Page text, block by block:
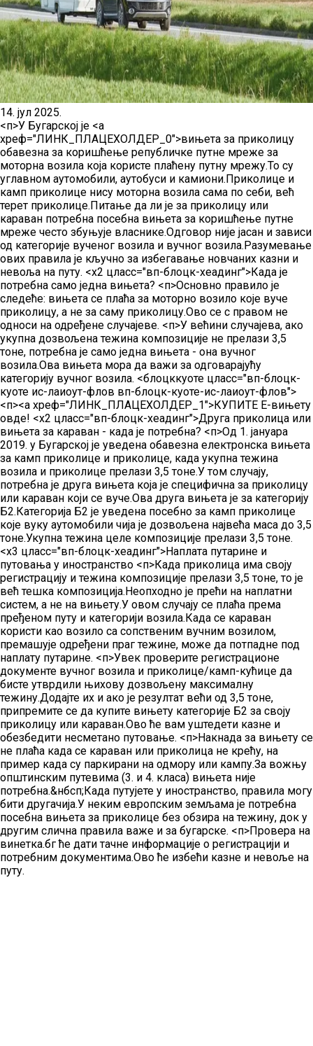
14. јул 2025.
<п>У Бугарској је <а
хреф="ЛИНК_ПЛАЦЕХОЛДЕР_0">вињета за приколицу
обавезна за коришћење републичке путне мреже за
моторна возила која користе плаћену путну мрежу.То су
углавном аутомобили, аутобуси и камиони.Приколице и
камп приколице нису моторна возила сама по себи, већ
терет приколице.Питање да ли је за приколицу или
караван потребна посебна вињета за коришћење путне
мреже често збуњује власнике.Одговор није јасан и зависи
од категорије вученог возила и вучног возила.Разумевање
ових правила је кључно за избегавање новчаних казни и
невоља на путу. <х2 цласс="вп-блоцк-хеадинг">Када је
потребна само једна вињета? <п>Основно правило је
следеће: вињета се плаћа за моторно возило које вуче
приколицу, а не за саму приколицу.Ово се с правом не
односи на одређене случајеве. <п>У већини случајева, ако
укупна дозвољена тежина композиције не прелази 3,5
тоне, потребна је само једна вињета - она вучног
возила.Ова вињета мора да важи за одговарајућу
категорију вучног возила. <блоцккуоте цласс="вп-блоцк-
куоте ис-лаиоут-флов вп-блоцк-куоте-ис-лаиоут-флов">
<п><а хреф="ЛИНК_ПЛАЦЕХОЛДЕР_1">КУПИТЕ Е-вињету
овде! <х2 цласс="вп-блоцк-хеадинг">Друга приколица или
вињета за караван - када је потребна? <п>Од 1. јануара
2019. у Бугарској је уведена обавезна електронска вињета
за камп приколице и приколице, када укупна тежина
возила и приколице прелази 3,5 тоне.У том случају,
потребна је друга вињета која је специфична за приколицу
или караван који се вуче.Ова друга вињета је за категорију
Б2.Категорија Б2 је уведена посебно за камп приколице
које вуку аутомобили чија је дозвољена највећа маса до 3,5
тоне.Укупна тежина целе композиције прелази 3,5 тоне.
<х3 цласс="вп-блоцк-хеадинг">Наплата путарине и
путовања у иностранство <п>Када приколица има своју
регистрацију и тежина композиције прелази 3,5 тоне, то је
већ тешка композиција.Неопходно је прећи на наплатни
систем, а не на вињету.У овом случају се плаћа према
пређеном путу и ​​категорији возила.Када се караван
користи као возило са сопственим вучним возилом,
премашује одређени праг тежине, може да потпадне под
наплату путарине. <п>Увек проверите регистрационе
документе вучног возила и приколице/камп-кућице да
бисте утврдили њихову дозвољену максималну
тежину.Додајте их и ако је резултат већи од 3,5 тоне,
припремите се да купите вињету категорије Б2 за своју
приколицу или караван.Ово ће вам уштедети казне и
обезбедити несметано путовање. <п>Накнада за вињету се
не плаћа када се караван или приколица не крећу, на
пример када су паркирани на одмору или кампу.За вожњу
општинским путевима (3. и 4. класа) вињета није
потребна.&нбсп;Када путујете у иностранство, правила могу
бити другачија.У неким европским земљама је потребна
посебна вињета за приколице без обзира на тежину, док у
другим слична правила важе и за бугарске. <п>Провера на
винетка.бг ће дати тачне информације о регистрацији и
потребним документима.Ово ће избећи казне и невоље на
путу.